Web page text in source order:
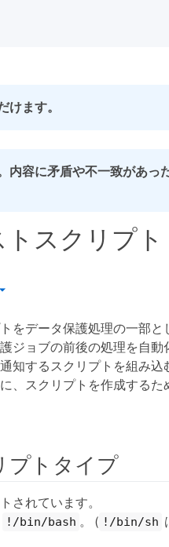
ます。
内容に矛盾や不一致があっ
スクリプト
をデータ保護処理の一部と
ジョブの前後の処理を自動
知するスクリプトを組み込
、スクリプトを作成するた
プトタイプ
されています。
!/bin/bash 。 ( !/bin/sh